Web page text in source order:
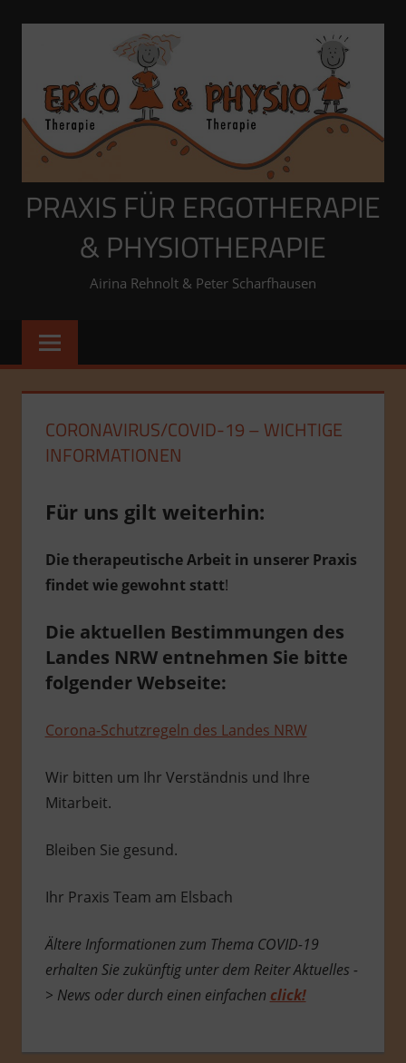
PRAXIS FÜR ERGOTHERAPIE
& PHYSIOTHERAPIE
Airina Rehnolt & Peter Scharfhausen
CORONAVIRUS/COVID-19 – WICHTIGE
INFORMATIONEN
Für uns gilt weiterhin:
Die therapeutische Arbeit in unserer Praxis
findet wie gewohnt statt!
Die aktuellen Bestimmungen des
Landes NRW entnehmen Sie bitte
folgender Webseite:
Corona-Schutzregeln des Landes NRW
Wir bitten um Ihr Verständnis und Ihre
Mitarbeit.
Bleiben Sie gesund.
Ihr Praxis Team am Elsbach
Ältere Informationen zum Thema COVID-19
erhalten Sie zukünftig unter dem Reiter Aktuelles -
> News oder durch einen einfachen click!